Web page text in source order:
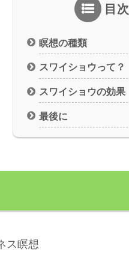
目次
瞑想の種類
スワイショウって？
スワイショウの効果
最後に
ス瞑想